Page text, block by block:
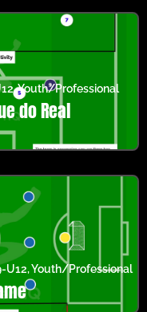
,Youth/Professional
do Real
U12,Youth/Professional